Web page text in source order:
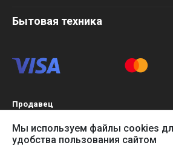
Бытовая техника
Продавец
БИН 120140015907
Более подробно см. разделОферта
Мы используем файлы cookies
удобства пользования сайтом